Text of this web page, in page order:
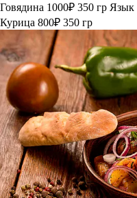
Говядина 1000₽ 350 гр Язык
Курица 800₽ 350 гр